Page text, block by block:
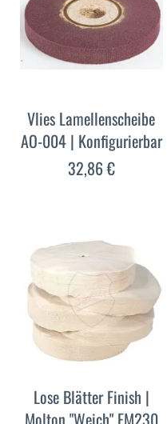
Vlies Lamellenscheibe
AO-004 | Konfigurierbar
32,86 €
Lose Blätter Finish |
Molton "Weich" FM230